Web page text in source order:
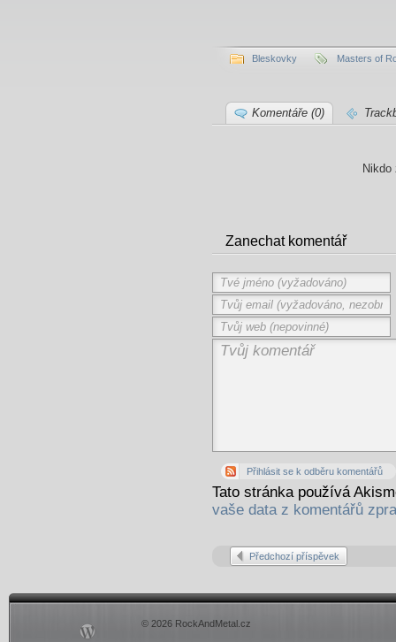
Bleskovky Masters of
Komentáře (0)
Nikdo
Zanechat komentář
Přihlásit se k odběru komentářů
Tato stránka používá
vaše data z komentářů
Předchozí příspěvek
© 2026 RockAndMetal.cz